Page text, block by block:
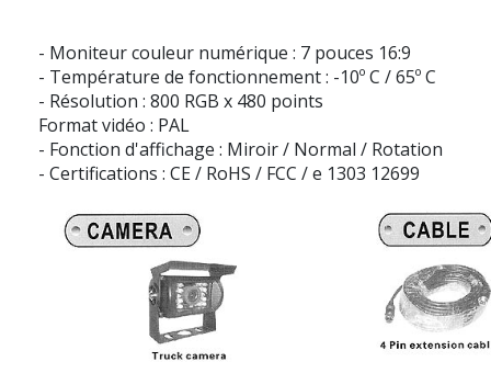
- Moniteur couleur numérique : 7 pouces 16:9
- Température de fonctionnement : -10º C / 65º C
- Résolution : 800 RGB x 480 points
Format vidéo : PAL
- Fonction d'affichage : Miroir / Normal / Rotation
- Certifications : CE / RoHS / FCC / e 1303 12699